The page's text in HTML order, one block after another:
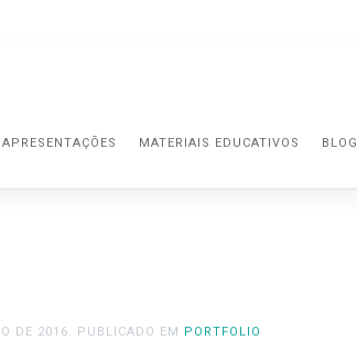
APRESENTAÇÕES MATERIAIS EDUCATIVOS BLOG
DE 2016. PUBLICADO EM PORTFOLIO